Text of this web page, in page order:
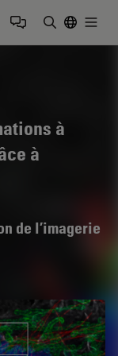
à
à
de l’imagerie